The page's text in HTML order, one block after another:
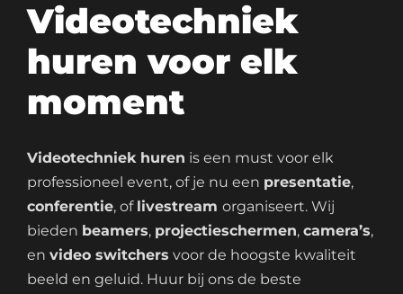
Videotechniek
huren voor elk
moment
Videotechniek huren is een must voor elk
professioneel event, of je nu een presentatie,
conferentie, of livestream organiseert. Wij
bieden beamers, projectieschermen, camera’s,
en video switchers voor de hoogste kwaliteit
beeld en geluid. Huur bij ons de beste